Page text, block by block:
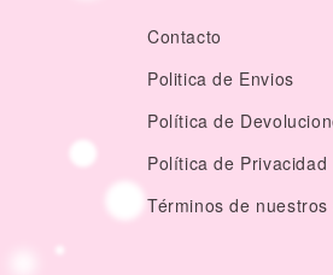
Contacto
Politica de Envios
Política de
Política de Privacidad
Términos de